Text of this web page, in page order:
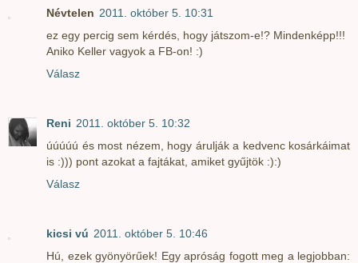
Névtelen 2011. október 5. 10:31
ez egy percig sem kérdés, hogy játszom-e!? Mindenképp!!!
Aniko Keller vagyok a FB-on! :)
Válasz
Reni 2011. október 5. 10:32
úúúúú és most nézem, hogy árulják a kedvenc kosárkáimat
is :))) pont azokat a fajtákat, amiket gyűjtök :):)
Válasz
kicsi vú 2011. október 5. 10:46
Hú, ezek gyönyörűek! Egy apróság fogott meg a legjobban: